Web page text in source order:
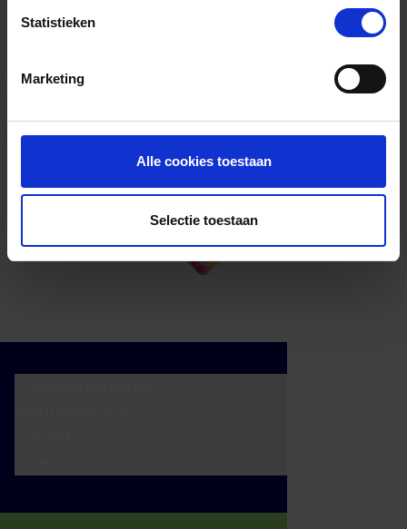
Statistieken
Marketing
Alle cookies toestaan
Selectie toestaan
Ja, je mag het saldo van je VVV
cadeaukaart in delen uitgeven.